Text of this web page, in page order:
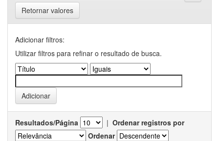
Retornar valores
Adicionar filtros:
Utilizar filtros para refinar o resultado de busca.
Resultados/Página | Ordenar registros por
Ordenar